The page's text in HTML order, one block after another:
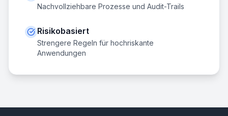
Nachvollziehbare Prozesse und Audit-Trails
Risikobasiert
Strengere Regeln für hochriskante
Anwendungen